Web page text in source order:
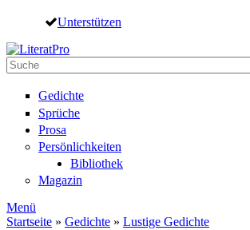
Direkt zum Inhalt
Unterstützen
Suche
Gedichte
Sprüche
Prosa
Persönlichkeiten
Bibliothek
Magazin
Menü
Startseite » Gedichte » Lustige Gedichte